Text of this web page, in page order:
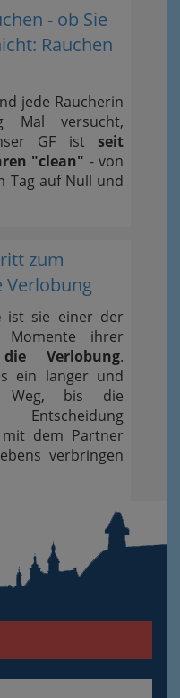
- ob Sie
Rauchen
jede Raucherin
Mal versucht,
GF ist seit
"clean" - von
Tag auf Null und
zum
Verlobung
ist sie einer der
Momente ihrer
die Verlobung.
ein langer und
Weg, bis die
dem Partner
verbringen